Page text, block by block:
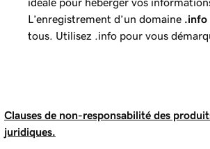
L’enregistrement d’un domaine .info
tous. Utilisez .info pour vous
Clauses de non-responsabilité des
juridiques.